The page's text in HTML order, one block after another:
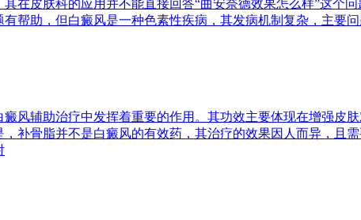
在皮肤科的应用并不能直接回答“曲安奈德效果怎么样”这个
帮助，但白癜风是一种色素性疾病，其发病机制复杂，主要
风辅助治疗中发挥着重要的作用。其功效主要体现在增强皮
补骨脂并不是白癜风的有效药，其治疗的效果因人而异，且